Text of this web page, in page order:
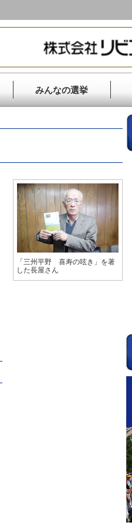
みんなの選挙
「三州平野 喜寿の呟き」を著
した長屋さん